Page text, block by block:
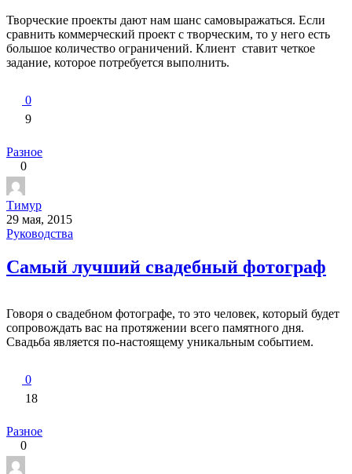
Творческие проекты дают нам шанс самовыражаться. Если
сравнить коммерческий проект с творческим, то у него есть
большое количество ограничений. Клиент ставит четкое
задание, которое потребуется выполнить.
0
9
Разное
0
Тимур
29 мая, 2015
Руководства
Самый лучший свадебный фотограф
Говоря о свадебном фотографе, то это человек, который будет
сопровождать вас на протяжении всего памятного дня.
Свадьба является по-настоящему уникальным событием.
0
18
Разное
0